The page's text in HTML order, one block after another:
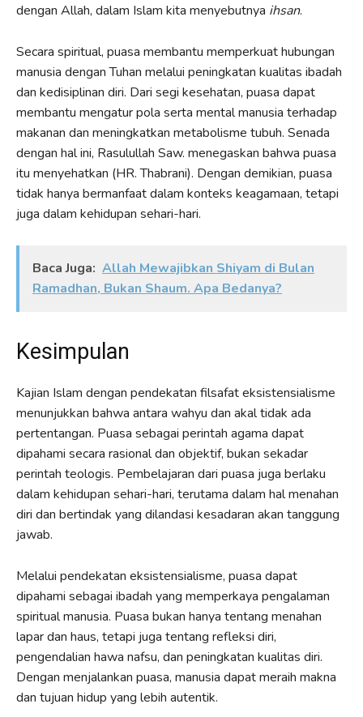
dengan Allah, dalam Islam kita menyebutnya ihsan.
Secara spiritual, puasa membantu memperkuat hubungan
manusia dengan Tuhan melalui peningkatan kualitas ibadah
dan kedisiplinan diri. Dari segi kesehatan, puasa dapat
membantu mengatur pola serta mental manusia terhadap
makanan dan meningkatkan metabolisme tubuh. Senada
dengan hal ini, Rasulullah Saw. menegaskan bahwa puasa
itu menyehatkan (HR. Thabrani). Dengan demikian, puasa
tidak hanya bermanfaat dalam konteks keagamaan, tetapi
juga dalam kehidupan sehari-hari.
Baca Juga: Allah Mewajibkan Shiyam di Bulan
Ramadhan, Bukan Shaum. Apa Bedanya?
Kesimpulan
Kajian Islam dengan pendekatan filsafat eksistensialisme
menunjukkan bahwa antara wahyu dan akal tidak ada
pertentangan. Puasa sebagai perintah agama dapat
dipahami secara rasional dan objektif, bukan sekadar
perintah teologis. Pembelajaran dari puasa juga berlaku
dalam kehidupan sehari-hari, terutama dalam hal menahan
diri dan bertindak yang dilandasi kesadaran akan tanggung
jawab.
Melalui pendekatan eksistensialisme, puasa dapat
dipahami sebagai ibadah yang memperkaya pengalaman
spiritual manusia. Puasa bukan hanya tentang menahan
lapar dan haus, tetapi juga tentang refleksi diri,
pengendalian hawa nafsu, dan peningkatan kualitas diri.
Dengan menjalankan puasa, manusia dapat meraih makna
dan tujuan hidup yang lebih autentik.